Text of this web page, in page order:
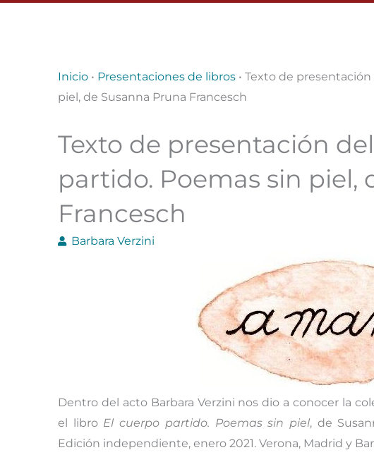
Inicio • Presentaciones de libros • Texto de
piel, de Susanna Pruna Francesch
Texto de presentación
partido. Poemas sin piel,
Francesch
Barbara Verzini
Dentro del acto Barbara Verzini nos dio a conocer la
el libro El cuerpo partido. Poemas sin piel, de
Edición independiente, enero 2021. Verona, Madrid y